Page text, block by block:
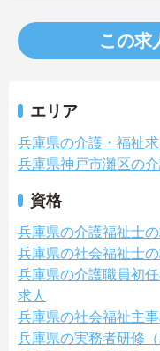
この求
エリア
兵庫県の介護・福祉求
兵庫県神戸市灘区の
資格
兵庫県の介護福祉士の
兵庫県の社会福祉士の
兵庫県の介護職員初
求人
兵庫県の社会福祉主事
兵庫県の実務者研修